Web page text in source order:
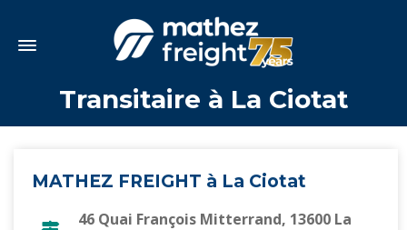
Transitaire à La Ciotat
MATHEZ FREIGHT à La Ciotat
46 Quai François Mitterrand, 13600 La